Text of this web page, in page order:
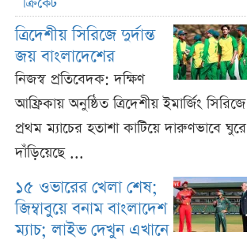
ক্রিকেট
ত্রিদেশীয় সিরিজে দুর্দান্ত
জয় বাংলাদেশের
নিজস্ব প্রতিবেদক: দক্ষিণ
আফ্রিকায় অনুষ্ঠিত ত্রিদেশীয় ইমার্জিং সিরিজে
প্রথম ম্যাচের হতাশা কাটিয়ে দারুণভাবে ঘুরে
দাঁড়িয়েছে ...
১৫ ওভারের খেলা শেষ;
জিম্বাবুয়ে বনাম বাংলাদেশ
ম্যাচ; লাইভ দেখুন এখানে